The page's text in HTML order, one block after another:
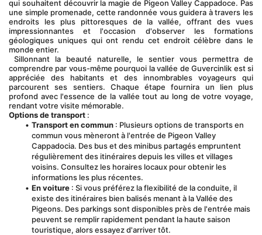
qui souhaitent découvrir la magie de Pigeon Valley Cappadoce. Pas
une simple promenade, cette randonnée vous guidera à travers les
endroits les plus pittoresques de la vallée, offrant des vues
impressionnantes et l'occasion d'observer les formations
géologiques uniques qui ont rendu cet endroit célèbre dans le
monde entier.
comprendre par vous-même pourquoi la vallée de Guvercinlik est si
appréciée des habitants et des innombrables voyageurs qui
parcourent ses sentiers. Chaque étape fournira un lien plus
profond avec l'essence de la vallée tout au long de votre voyage,
rendant votre visite mémorable.
Options de transport :
Transport en commun : Plusieurs options de transports en
commun vous mèneront à l'entrée de Pigeon Valley
Cappadocia. Des bus et des minibus partagés empruntent
régulièrement des itinéraires depuis les villes et villages
voisins. Consultez les horaires locaux pour obtenir les
informations les plus récentes.
En voiture : Si vous préférez la flexibilité de la conduite, il
existe des itinéraires bien balisés menant à la Vallée des
Pigeons. Des parkings sont disponibles près de l'entrée mais
peuvent se remplir rapidement pendant la haute saison
touristique, alors essayez d'arriver tôt.